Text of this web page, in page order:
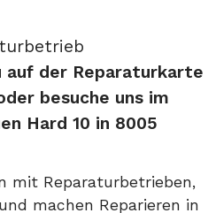
auf der Reparaturkarte
besuche uns im
Hard 10 in 8005
mit Reparaturbetrieben,
machen Reparieren in